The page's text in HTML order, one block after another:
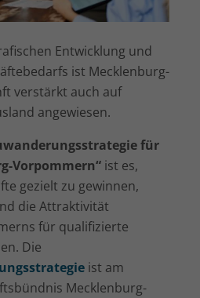
Entwicklung und
ist Mecklenburg-
verstärkt auch auf
an­gewiesen.
für
Vorpommern“ ist es,
gezielt zu gewinnen,
die Attraktivität
für qualifizierte
Die
ist am
Mecklenburg-